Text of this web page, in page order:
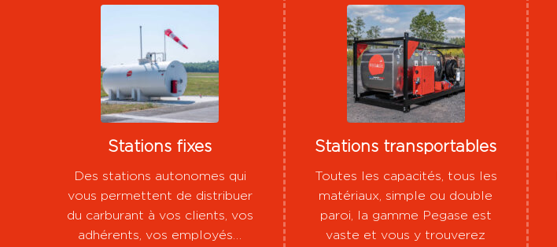
Stations fixes
Des stations autonomes qui
vous permettent de distribuer
du carburant à vos clients, vos
adhérents, vos employés…
Stations transportables
Toutes les capacités, tous les
matériaux, simple ou double
paroi, la gamme Pegase est
vaste et vous y trouverez